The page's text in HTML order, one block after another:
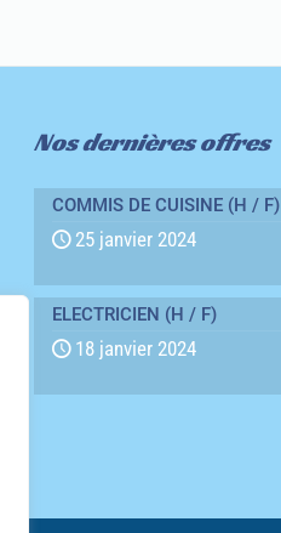
Nos dernières offres
COMMIS DE CUISINE (H / F)
25 janvier 2024
ELECTRICIEN (H / F)
18 janvier 2024